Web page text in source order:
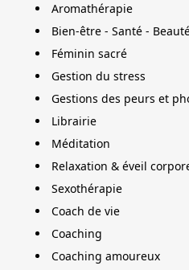
Aromathérapie
Bien-être - Santé -
Féminin sacré
Gestion du stress
Gestions des peurs et
Librairie
Méditation
Relaxation & éveil
Sexothérapie
Coach de vie
Coaching
Coaching amoureux